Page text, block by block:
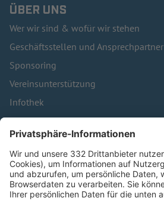
ÜBER UNS
Wer wir sind & wofür wir stehen
Geschäftsstellen und Ansprechpartner
Sponsoring
Vereinsunterstützung
Infothek
Kontakt
HÄUFIG BESUCHTE SEITEN
Pässe und Vereinswechsel
Trainerausbildung